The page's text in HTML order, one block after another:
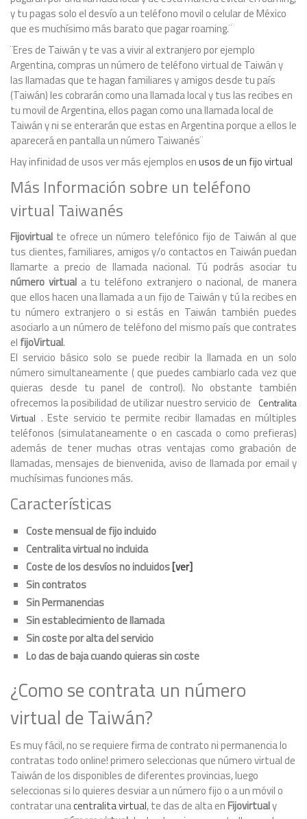
y tu pagas solo el desvío a un teléfono movil o celular de México
que es muchísimo más barato que pagar roaming.¨
¨Eres de Taiwán y te vas a vivir al extranjero por ejemplo
Argentina, compras un número de teléfono virtual de Taiwán y
las llamadas que te hagan familiares y amigos desde tu país
(Taiwán) les cobrarán como una llamada local y tus las recibes en
tu movil de Argentina, ellos pagan como una llamada local de
Taiwán y ni se enterarán que estas en Argentina porque a ellos le
aparecerá en pantalla un número Taiwanés¨
Hay infinidad de usos ver más ejemplos enusos de un fijo virtual
Más Información sobre un teléfono
virtual Taiwanés
Fijovirtual te ofrece un número telefónico fijo de Taiwán al que
tus clientes, familiares, amigos y/o contactos en Taiwán puedan
llamarte a precio de llamada nacional. Tú podrás asociar tu
número virtuala tu teléfono extranjero o nacional, de manera
que ellos hacen una llamada a un fijo de Taiwán y tú la recibes en
tu número extranjero o si estás en Taiwán también puedes
asociarlo a un número de teléfono del mismo país que contrates
el fijoVirtual.
El servicio básico solo se puede recibir la llamada en un solo
número simultaneamente ( que puedes cambiarlo cada vez que
quieras desde tu panel de control). No obstante también
ofrecemos la posibilidad de utilizar nuestro servicio de
Centralita
Virtual . Este servicio te permite recibir llamadas en múltiples
teléfonos (simulataneamente o en cascada o como prefieras)
además de tener muchas otras ventajas como grabación de
llamadas, mensajes de bienvenida, aviso de llamada por email y
muchísimas funciones más.
Características
Coste mensual de fijo incluido
Centralita virtual no incluida
Coste de los desvíos no incluidos[ver]
Sin contratos
Sin Permanencias
Sin establecimiento de llamada
Sin coste por alta del servicio
Lo das de baja cuando quieras sin coste
¿Como se contrata un número
virtual de Taiwán?
Es muy fácil, no se requiere firma de contrato ni permanencia lo
contratas todo online! primero seleccionas que número virtual de
Taiwán de los disponibles de diferentes provincias, luego
seleccionas si lo quieres desviar a un número fijo o a un móvil o
contratar unacentralita virtual, te das de alta enFijovirtualy